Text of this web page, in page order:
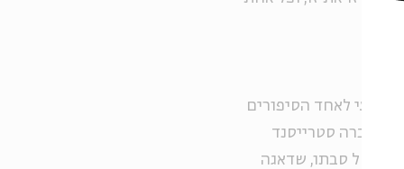
לאחד הסיפורים
ברברה סטרייסנד
של סבתו, שדאגה